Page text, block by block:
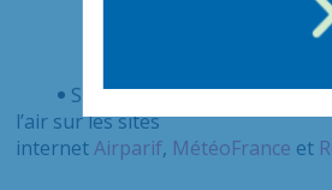
Suivez l’évolution de cet
l’air sur les sites
internetAirparif, MétéoFrance et